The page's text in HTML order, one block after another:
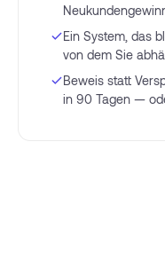
Ein System, das
von dem Sie
Beweis statt
in 90 Tagen —